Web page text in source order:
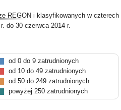
REGON i klasyfikowanych w czterech
do 30 czerwca 2014 r.
od 0 do 9 zatrudnionych
od 10 do 49 zatrudnionych
od 50 do 249 zatrudnionych
powyżej 250 zatrudnionych